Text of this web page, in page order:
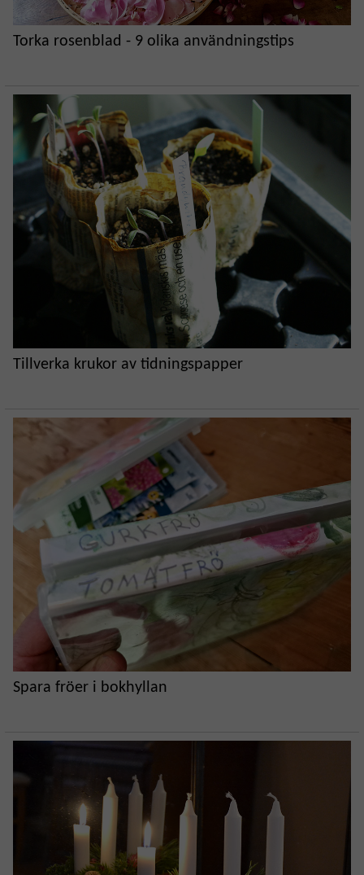
Torka rosenblad - 9 olika användningstips
Tillverka krukor av tidningspapper
Spara fröer i bokhyllan